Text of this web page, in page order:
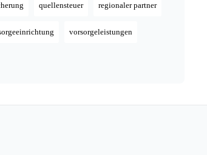
quellensteuer regionaler partner
vorsorgeleistungen